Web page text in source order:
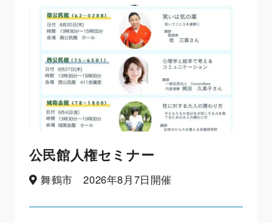
公民館人権セミナー
舞鶴市 2026年8月7日開催